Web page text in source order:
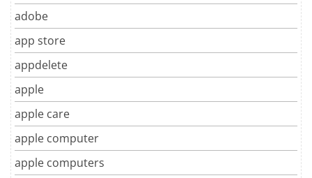
adobe
app store
appdelete
apple
apple care
apple computer
apple computers